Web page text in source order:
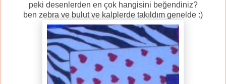
peki desenlerden en çok hangisini beğendiniz?
ben zebra ve bulut ve kalplerde takıldım genelde :)